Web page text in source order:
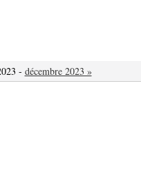
- décembre 2023 »